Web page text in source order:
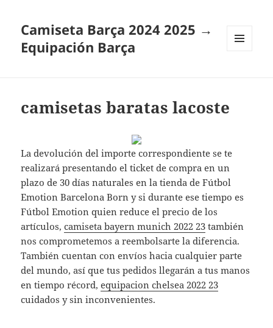
Camiseta Barça 2024 2025 →
Equipación Barça
camisetas baratas lacoste
La devolución del importe correspondiente se te
realizará presentando el ticket de compra en un
plazo de 30 días naturales en la tienda de Fútbol
Emotion Barcelona Born y si durante ese tiempo es
Fútbol Emotion quien reduce el precio de los
artículos,camiseta bayern munich 2022 23 también
nos comprometemos a reembolsarte la diferencia.
También cuentan con envíos hacia cualquier parte
del mundo, así que tus pedidos llegarán a tus manos
en tiempo récord,equipacion chelsea 2022 23
cuidados y sin inconvenientes.